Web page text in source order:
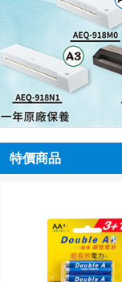
特價商品
Double A 鹼性電池 2A 4粒